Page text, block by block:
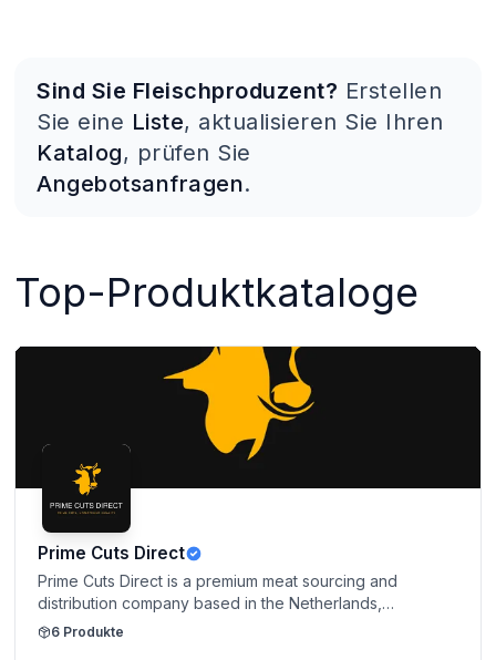
Sind Sie Fleischproduzent? Erstellen
Sie eine Liste, aktualisieren Sie Ihren
Katalog, prüfen Sie
Angebotsanfragen.
Top-Produktkataloge
Prime Cuts Direct
Prime Cuts Direct is a premium meat sourcing and
distribution company based in the Netherlands,
specializing in high-quality beef and specialty cuts from
6 Produkte